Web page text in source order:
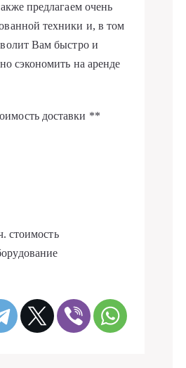
предлагаем очень
техники и, в том
Вам быстро и
сэкономить на аренде
доставки **
стоимость